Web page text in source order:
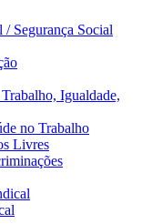
/ Segurança Social
Igualdade,
no Trabalho
Livres